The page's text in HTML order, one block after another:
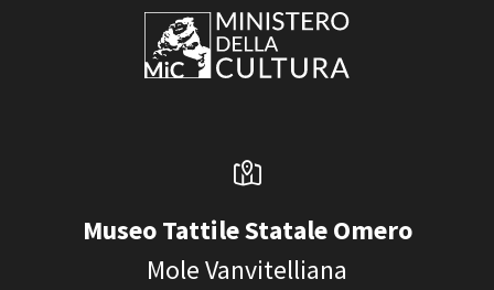
Museo Tattile Statale Omero
Mole Vanvitelliana